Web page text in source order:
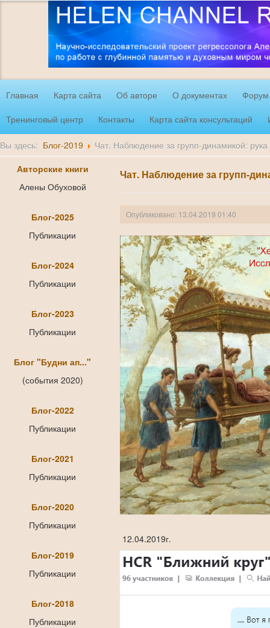
Главная Карта сайта Об авторе О документах
Форум
Тренинговый центр
Контакты Карта сайта консультаций
Вы здесь: Блог-2019
Чат. Наблюдение за групп-динамикой:
Авторские книги
Алены Обуховой
Блог-2025
Публикации
Блог-2024
Публикации
Блог-2023
Публикации
Блог "Будни ап..."
(события 2020)
Блог-2022
Публикации
Блог-2021
Публикации
Блог-2020
Публикации
Блог-2019
Публикации
Блог-2018
Публикации
Чат. Наблюдение за групп-
Опубликовано: 13.04.2019 01:40
12.04.2019г.